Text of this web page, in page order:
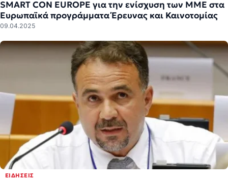
SMART CON EUROPE για την ενίσχυση των ΜΜΕ στα
Ευρωπαϊκά προγράμματα Έρευνας και Καινοτομίας
09.04.2025
ΕΙΔΉΣΕΙΣ